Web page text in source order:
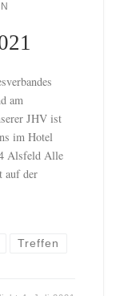
am
JHV ist
im Hotel
Alsfeld Alle
auf der
Treffen